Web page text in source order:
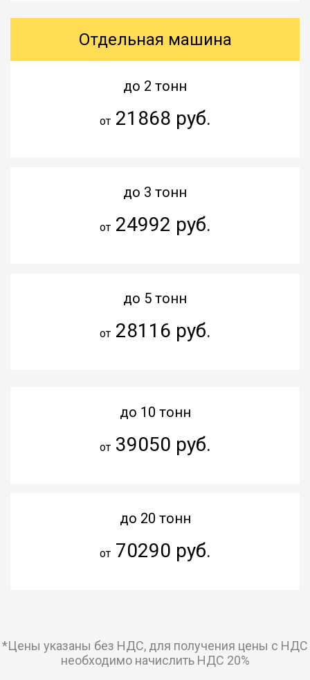
Отдельная машина
до 2 тонн
от21868 руб.
до 3 тонн
от24992 руб.
до 5 тонн
от28116 руб.
до 10 тонн
от39050 руб.
до 20 тонн
от70290 руб.
*Цены указаны без НДС, для получения цены с НДС
необходимо начислить НДС 20%